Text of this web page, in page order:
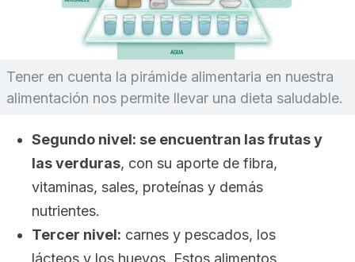
Tener en cuenta la pirámide alimentaria en nuestra
alimentación nos permite llevar una dieta saludable.
Segundo nivel: se encuentran las frutas y
las verduras, con su aporte de fibra,
vitaminas, sales, proteínas y demás
nutrientes.
Tercer nivel: carnes y pescados, los
lácteos y los huevos. Estos alimentos